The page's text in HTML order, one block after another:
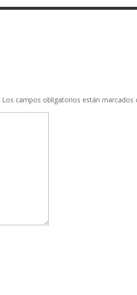
Los campos obligatorios están marcados